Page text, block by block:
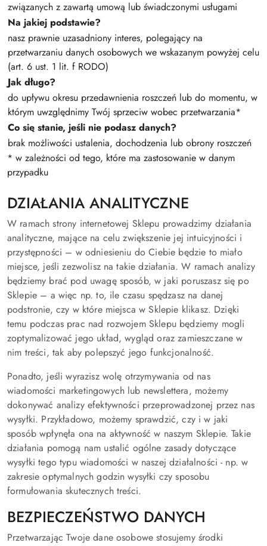
związanych z zawartą umową lub świadczonymi usługami
Na jakiej podstawie?
nasz prawnie uzasadniony interes, polegający na
przetwarzaniu danych osobowych we wskazanym powyżej celu
(art. 6 ust. 1 lit. f RODO)
Jak długo?
do upływu okresu przedawnienia roszczeń lub do momentu, w
którym uwzględnimy Twój sprzeciw wobec przetwarzania*
Co się stanie, jeśli nie podasz danych?
brak możliwości ustalenia, dochodzenia lub obrony roszczeń
* w zależności od tego, które ma zastosowanie w danym
przypadku
DZIAŁANIA ANALITYCZNE
W ramach strony internetowej Sklepu prowadzimy działania
analityczne, mające na celu zwiększenie jej intuicyjności i
przystępności – w odniesieniu do Ciebie będzie to miało
miejsce, jeśli zezwolisz na takie działania. W ramach analizy
będziemy brać pod uwagę sposób, w jaki poruszasz się po
Sklepie – a więc np. to, ile czasu spędzasz na danej
podstronie, czy w które miejsca w Sklepie klikasz. Dzięki
temu podczas prac nad rozwojem Sklepu będziemy mogli
zoptymalizować jego układ, wygląd oraz zamieszczane w
nim treści, tak aby polepszyć jego funkcjonalność.
Ponadto, jeśli wyrazisz wolę otrzymywania od nas
wiadomości marketingowych lub newslettera, możemy
dokonywać analizy efektywności przeprowadzonej przez nas
wysyłki. Przykładowo, możemy sprawdzić, czy i w jaki
sposób wpłynęła ona na aktywność w naszym Sklepie. Takie
działania pomogą nam ustalić ogólne zasady dotyczące
wysyłki tego typu wiadomości w naszej działalności - np. w
zakresie optymalnych godzin wysyłki czy sposobu
formułowania skutecznych treści.
BEZPIECZEŃSTWO DANYCH
Przetwarzając Twoje dane osobowe stosujemy środki